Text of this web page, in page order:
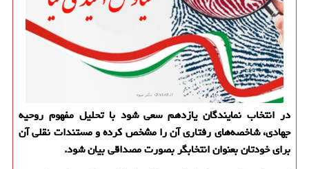
در انتخاب نمایندگان یازدهم سعی شود با تحلیل مفهوم روحیه
جهادی، شاخصه‌های رفتاری آن را مشخص كرده و مستندات نقلی آن
برای خودتان بعنوان انتخابگر بصورت مصداقی بیان شود.